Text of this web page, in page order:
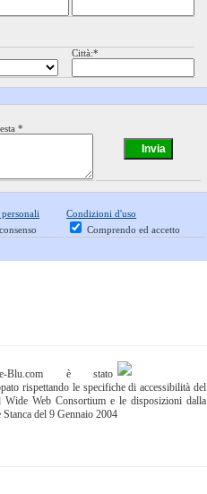
Città:*
*
Condizioni d'uso
Comprendo ed accetto
Blu.com è stato
rispettando le specifiche di accessibilità del
Wide Web Consortium e le disposizioni dalla
Stanca del 9 Gennaio 2004